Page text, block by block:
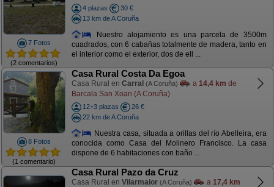
7 Fotos
(2 comentarios)
4 plazas
30 €
13 km de A Coruña
Nuestro alojamiento es una parcela de 3500m
cuadrados, con 6 cabañas totalmente de madera, tanto en
el interior como el exterior, dos de ell ...
8 Fotos
(1 comentario)
Casa Rural Costa Da Egoa
Casa Rural en Carral (A Coruña) a 14,4 km de
Barcala San Xoan (A Coruña)
12+3 plazas
26 €
22 km de A Coruña
Nuestra casa, situada a orillas del río Abelleira, era
conocida como Casa del Molinero Francisco. La casa
dispone de 6 habitaciones con baño ...
Casa Rural Pazo da Cruz
Casa Rural en Vilarmaior (A Coruña) a 17,4 km